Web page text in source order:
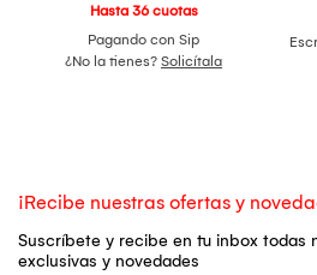
Hasta 36 cuotas
Pagando con Sip
¿No la tienes? Solicítala
¡Recibe nuestras ofertas y
Suscríbete y recibe en tu inbox todas
exclusivas y novedades